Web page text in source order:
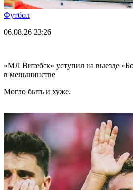
Футбол
06.08.26 23:26
«МЛ Витебск» уступил на выезде
в меньшинстве
Могло быть и хуже.